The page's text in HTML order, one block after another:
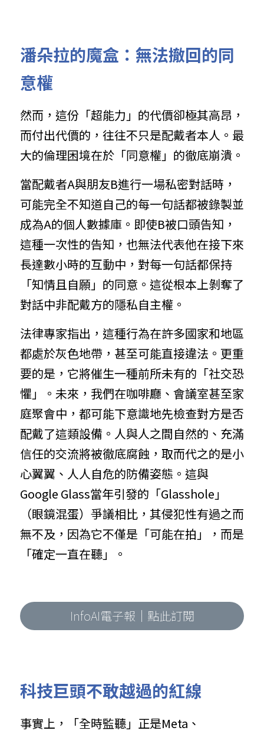
潘朵拉的魔盒：無法撤回的同
意權
然而，這份「超能力」的代價卻極其高昂，
而付出代價的，往往不只是配戴者本人。最
大的倫理困境在於「同意權」的徹底崩潰。
當配戴者A與朋友B進行一場私密對話時，
可能完全不知道自己的每一句話都被錄製並
成為A的個人數據庫。即使B被口頭告知，
這種一次性的告知，也無法代表他在接下來
長達數小時的互動中，對每一句話都保持
「知情且自願」的同意。這從根本上剝奪了
對話中非配戴方的隱私自主權。
法律專家指出，這種行為在許多國家和地區
都處於灰色地帶，甚至可能直接違法。更重
要的是，它將催生一種前所未有的「社交恐
懼」。未來，我們在咖啡廳、會議室甚至家
庭聚會中，都可能下意識地先檢查對方是否
配戴了這類設備。人與人之間自然的、充滿
信任的交流將被徹底腐蝕，取而代之的是小
心翼翼、人人自危的防備姿態。這與
Google Glass當年引發的「Glasshole」
（眼鏡混蛋）爭議相比，其侵犯性有過之而
無不及，因為它不僅是「可能在拍」，而是
「確定一直在聽」。
InfoAI電子報｜點此訂閱
科技巨頭不敢越過的紅線
事實上，「全時監聽」正是Meta、